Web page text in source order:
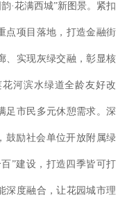
·花满西城”新图景。紧扣
点项目落地，打造金融街
、实现灰绿交融，彰显核
河滨水绿道全龄友好改
足市民多元休憩需求。深
鼓励社会单位开放附属绿
”建设，打造四季皆可打
深度融合，让花园城市理